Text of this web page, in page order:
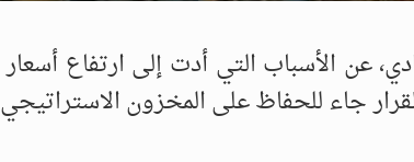
الأسباب التي أدت إلى ارتفاع أسعار
جاء للحفاظ على المخزون